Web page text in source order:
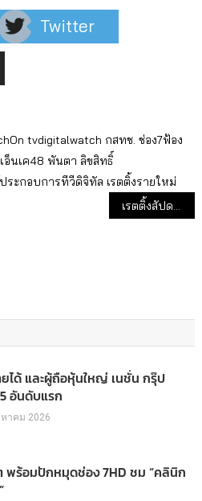
Twitter
tvdigitalwatch กสทช. ช่อง7ฟ้อง
อ็นเค48 พันตา ลิขสิทธิ์
ระกอบการทีวีดิจิทัล เรตติ้งรายใหม่
เรตติ้งสัปดาห์สุดท้ายของช่อง 3SD และ 3Family ก่อนลาจากทีวีดิจิทัล
ได้ และผู้ถือหุ้นใหญ่ เนชั่น กรุ๊ป
อันดับแรก
หาคม 2026
พร้อมปักหมุดช่อง 7HD ชม “คลินิก